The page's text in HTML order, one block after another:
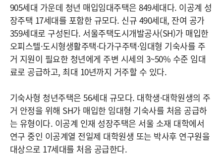
905세대 가운데 청년 매입임대주택은 849세대다. 이공계 성
장주택 17세대를 포함한 규모다. 신규 490세대, 잔여 공가
359세대로 구성된다. 서울주택도시개발공사(SH)가 매입한
오피스텔·도시형생활주택·다가구주택·임대형 기숙사를 주
거 지원이 필요한 청년에게 주변 시세의 3~50% 수준 임대
료로 공급하고, 최대 10년까지 거주할 수 있다.
기숙사형 청년주택은 56세대 규모다. 대학생·대학원생의 주
거 안정을 위해 SH가 매입한 임대형 기숙사를 처음 공급하
는 유형이다. 이공계 인재 성장주택은 서울 소재 대학에서
연구 중인 이공계열 전일제 대학원생 또는 박사후 연구원을
대상으로 17세대를 처음 공급한다.